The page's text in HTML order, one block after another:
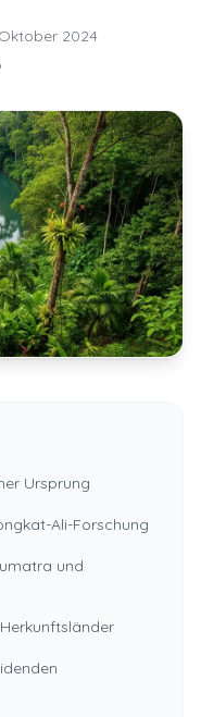
2024
Ursprung
Ali-Forschung
und